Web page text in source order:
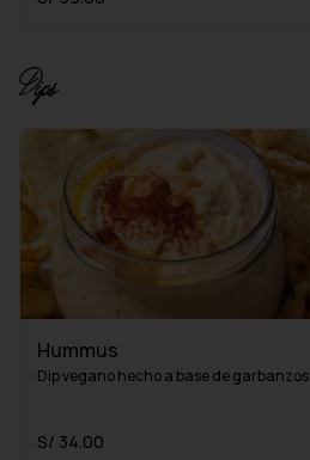
Dips
Hummus
Dip vegano hecho a base de garbanzos
S/ 34.00